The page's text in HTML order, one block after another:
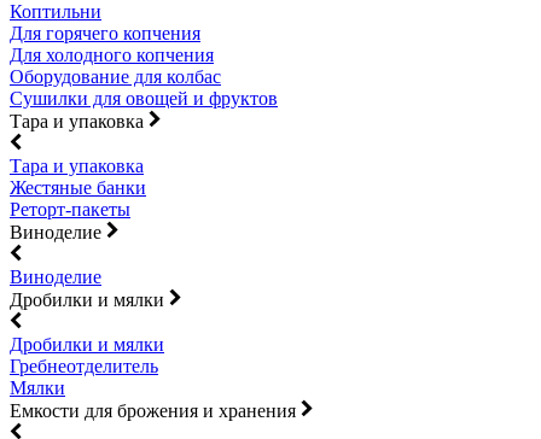
Коптильни
Для горячего копчения
Для холодного копчения
Оборудование для колбас
Сушилки для овощей и фруктов
Тара и упаковка
Тара и упаковка
Жестяные банки
Реторт-пакеты
Виноделие
Виноделие
Дробилки и мялки
Дробилки и мялки
Гребнеотделитель
Мялки
Емкости для брожения и хранения